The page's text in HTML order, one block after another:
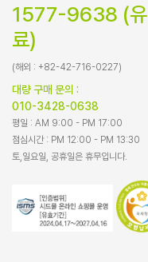
1577-9638 (유
료)
(해외 : +82-42-716-0227)
대량 구매 문의 :
010-3428-0638
평일 : AM 9:00 - PM 17:00
점심시간 : PM 12:00 - PM 13:30
토,일요일, 공휴일은 휴무입니다.